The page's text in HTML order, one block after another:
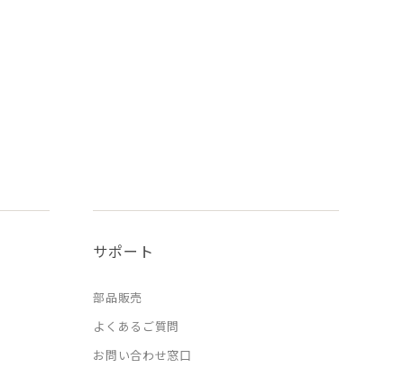
サポート
部品販売
よくあるご質問
お問い合わせ窓口